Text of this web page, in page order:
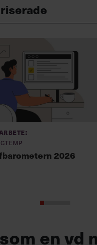
2026
en vd